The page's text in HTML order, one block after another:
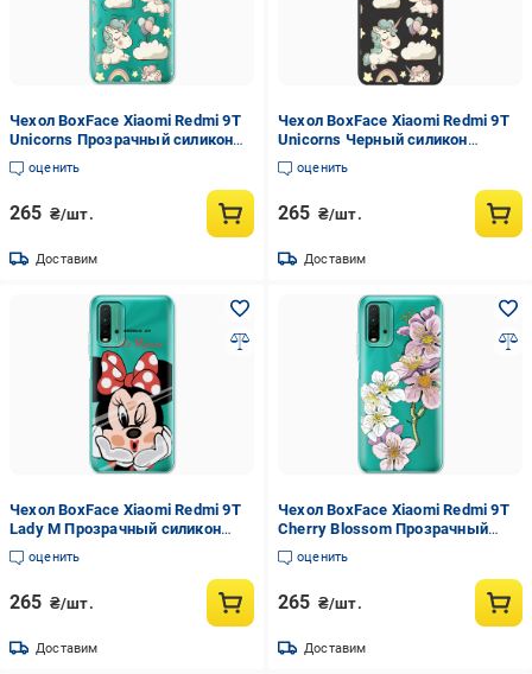
Чехол BoxFace Xiaomi Redmi 9T
Unicorns Прозрачный силикон
(41685-cc2-41685)
оценить
265 ₴/шт.
Доставим
Чехол BoxFace Xiaomi Redmi 9T
Unicorns Черный силикон
(41685-cc2-42106)
оценить
265 ₴/шт.
Доставим
Чехол BoxFace Xiaomi Redmi 9T
Lady M Прозрачный силикон
(41685-cc59-41685)
оценить
265 ₴/шт.
Доставим
Чехол BoxFace Xiaomi Redmi 9T
Cherry Blossom Прозрачный
силикон (41685-cc4-41685)
оценить
265 ₴/шт.
Доставим